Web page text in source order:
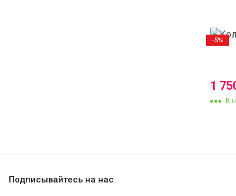
1
В
-5%
Подписывайтесь на нас